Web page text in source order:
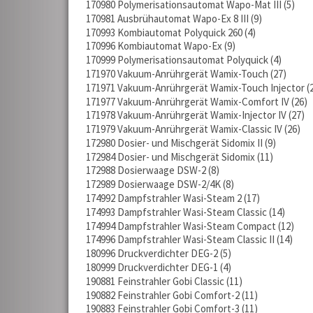
170980 Polymerisationsautomat Wapo-Mat III 5
170981 Ausbrühautomat Wapo-Ex 8 III 9
170993 Kombiautomat Polyquick 260 4
170996 Kombiautomat Wapo-Ex 9
170999 Polymerisationsautomat Polyquick 4
171970 Vakuum-Anrührgerät Wamix-Touch 27
171971 Vakuum-Anrührgerät Wamix-Touch Injector
171977 Vakuum-Anrührgerät Wamix-Comfort IV 26
171978 Vakuum-Anrührgerät Wamix-Injector IV 27
171979 Vakuum-Anrührgerät Wamix-Classic IV 26
172980 Dosier- und Mischgerät Sidomix II 9
172984 Dosier- und Mischgerät Sidomix 11
172988 Dosierwaage DSW-2 8
172989 Dosierwaage DSW-2/4K 8
174992 Dampfstrahler Wasi-Steam 2 17
174993 Dampfstrahler Wasi-Steam Classic 14
174994 Dampfstrahler Wasi-Steam Compact 12
174996 Dampfstrahler Wasi-Steam Classic II 14
180996 Druckverdichter DEG-2 5
180999 Druckverdichter DEG-1 4
190881 Feinstrahler Gobi Classic 11
190882 Feinstrahler Gobi Comfort-2 11
190883 Feinstrahler Gobi Comfort-3 11